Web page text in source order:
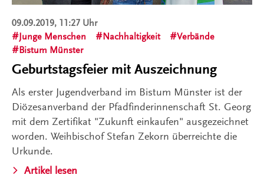
09.09.2019, 11:27 Uhr
Junge Menschen
Nachhaltigkeit
Verbände
Bistum Münster
Geburtstagsfeier mit Auszeichnung
Als erster Jugendverband im Bistum Münster ist der
Diözesanverband der Pfadfinderinnenschaft St. Georg
mit dem Zertifikat "Zukunft einkaufen" ausgezeichnet
worden. Weihbischof Stefan Zekorn überreichte die
Urkunde.
Artikel lesen